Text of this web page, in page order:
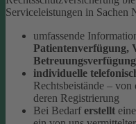
Serviceleistungen in Sachen
umfassende
Patientenverfügung,
individuelle
Rechtsbeistände –
deren Registrierung
Bei Bedarf erstellt